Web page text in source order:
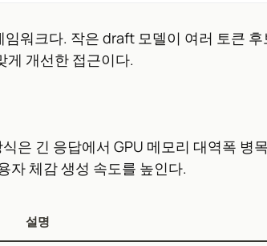
워크다. 작은 draft 모델이 여러 토큰
개선한 접근이다.
은 긴 응답에서 GPU 메모리 대역폭 병
자 체감 생성 속도를 높인다.
설명